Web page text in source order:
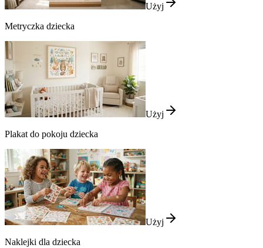
Użyj
Metryczka dziecka
Użyj
Plakat do pokoju dziecka
Użyj
Naklejki dla dziecka